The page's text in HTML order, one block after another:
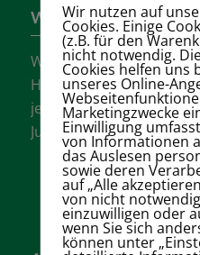
Wer sind wir?
Wir sind einer der
Hannovers mit vielen
jeder Altersklasse für
Jugendliche.
Wir nutzen auf
Cookies. Einige
(z.B. für den
nicht notwendig.
Cookies helfen uns
unseres Online-
Marketingzwecke
Einwilligung
von Informationen
das Auslesen
sowie deren
auf „Alle
von nicht
einzuwilligen oder
wenn Sie sich
können unter